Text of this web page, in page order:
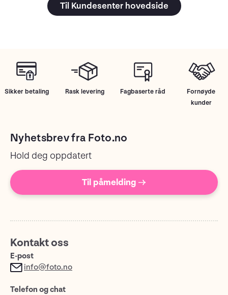
Til Kundesenter hovedside
Sikker betaling Rask levering Fagbaserte råd
Fornøyde
kunder
Nyhetsbrev fra Foto.no
Hold deg oppdatert
Til påmelding →
Kontakt oss
E-post
info@foto.no
Telefon og chat